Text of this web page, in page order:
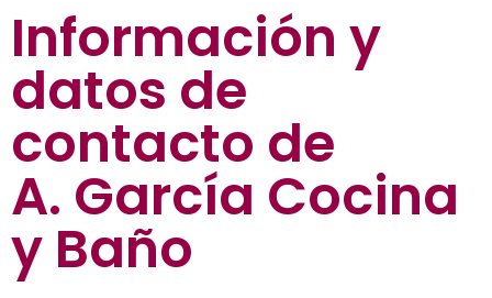
Información y
datos de
contacto de
A. García Cocina
y Baño